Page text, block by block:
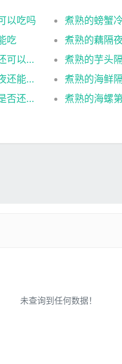
以吃吗
吃
煮熟的藕隔
煮熟的菜放冷冻能吃吗 煮熟的菜放冷冻还可以食用吗
煮熟的芋头
煮熟的海鲜隔夜还能吃吗 煮熟的海鲜隔夜还能不能吃
煮熟的海鲜
煮熟的海螺隔夜能吃吗 煮熟的海螺隔夜是否还能吃
未查询到任何数据！